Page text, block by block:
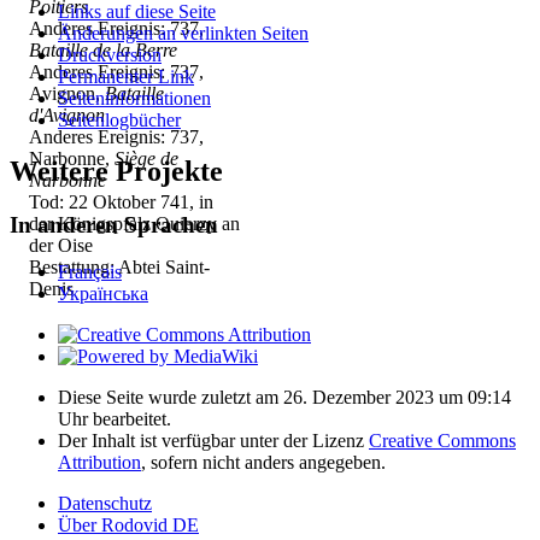
Poitiers
Anderes Ereignis: 737,
Bataille de la Berre
Anderes Ereignis: 737,
Avignon,Bataille
d'Avignon
Anderes Ereignis: 737,
Narbonne, Siège de
Narbonne
Tod: 22 Oktober 741, in
der Königspfalz Quierzy an
der Oise
Bestattung: Abtei Saint-
Denis
Links auf diese Seite
Änderungen an verlinkten Seiten
Druckversion
Permanenter Link
Seiten­­informationen
Seitenlogbücher
Weitere Projekte
In anderen Sprachen
Français
Українська
Diese Seite wurde zuletzt am 26. Dezember 2023 um 09:14
Uhr bearbeitet.
Der Inhalt ist verfügbar unter der Lizenz Creative Commons
Attribution, sofern nicht anders angegeben.
Datenschutz
Über Rodovid DE